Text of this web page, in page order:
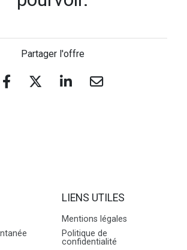
Partager l'offre
LIENS UTILES
Mentions légales
Politique de
confidentialité